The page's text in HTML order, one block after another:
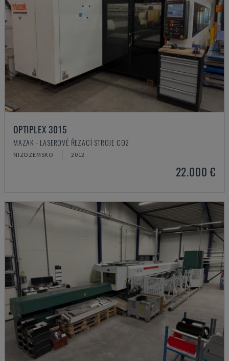
OPTIPLEX 3015
MAZAK - LASEROVÉ ŘEZACÍ STROJE CO2
NIZOZEMSKO 2012
22.000 €